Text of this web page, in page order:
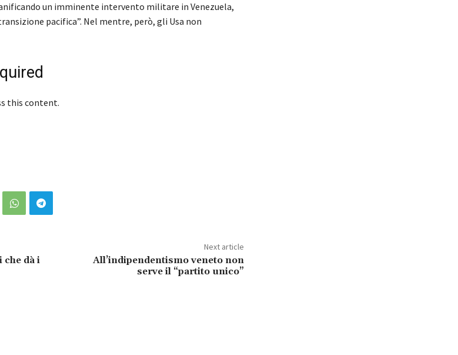
un imminente intervento militare in Venezuela,
pacifica”. Nel mentre, però, gli Usa non
this content.
dà i
Next article
All’indipendentismo veneto non
serve il “partito unico”